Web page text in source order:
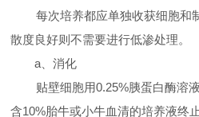
每次培养都应单独收获细胞和
散度良好则不需要进行低渗处理。
a 、消化
贴壁细胞用0.25%胰蛋白酶溶
含10%胎牛或小牛血清的培养液终